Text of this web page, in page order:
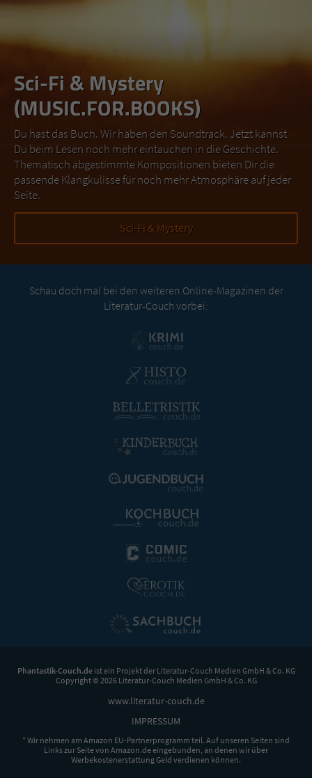
Sci-Fi & Mystery
(MUSIC.FOR.BOOKS)
Du hast das Buch. Wir haben den Soundtrack. Jetzt kannst
Du beim Lesen noch mehr eintauchen in die Geschichte.
Thematisch abgestimmte Kompositionen bieten Dir die
passende Klangkulisse für noch mehr Atmosphäre auf jeder
Seite.
Sci-Fi & Mystery
Schau doch mal bei den weiteren Online-Magazinen der
Literatur-Couch vorbei:
Phantastik-Couch.deist ein Projekt der Literatur-Couch Medien GmbH & Co. KG
Copyright © 2026 Literatur-Couch Medien GmbH & Co. KG
www.literatur-couch.de
IMPRESSUM
* Wir nehmen am Amazon EU-Partnerprogramm teil. Auf unseren Seiten sind
Links zur Seite von Amazon.de eingebunden, an denen wir über
Werbekostenerstattung Geld verdienen können.